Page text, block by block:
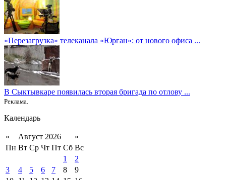
«Перезагрузка» телеканала «Юрган»: от нового офиса ...
В Сыктывкаре появилась вторая бригада по отлову ...
Реклама.
Календарь
« Август 2026
»
Пн Вт Ср Чт Пт Сб Вс
1
2
3
4 5 6 7 8
9